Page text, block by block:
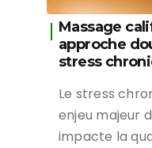
Massage
approche
stress
Le stress
enjeu majeur
impacte la